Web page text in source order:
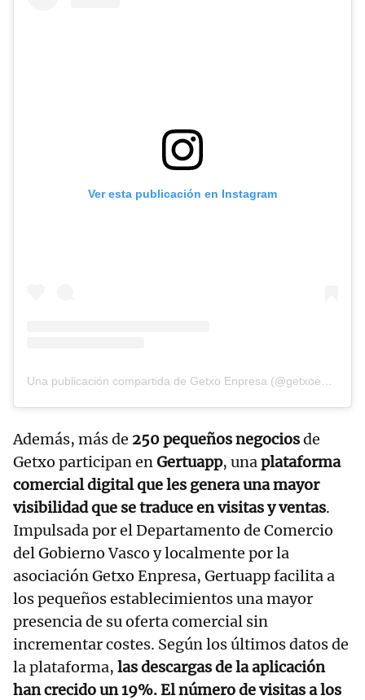
Ver esta publicación en Instagram
Además, más de 250 pequeños negociosde
Getxo participan enGertuapp, unaplataforma
comercial digital que les genera una mayor
visibilidad que se traduce en visitas y ventas.
Impulsada por el Departamento de Comercio
del Gobierno Vasco y localmente por la
asociación Getxo Enpresa, Gertuapp facilita a
los pequeños establecimientos una mayor
presencia de su oferta comercial sin
incrementar costes. Según los últimos datos de
la plataforma, las descargas de la aplicación
han crecido un 19%. El número de visitas a los